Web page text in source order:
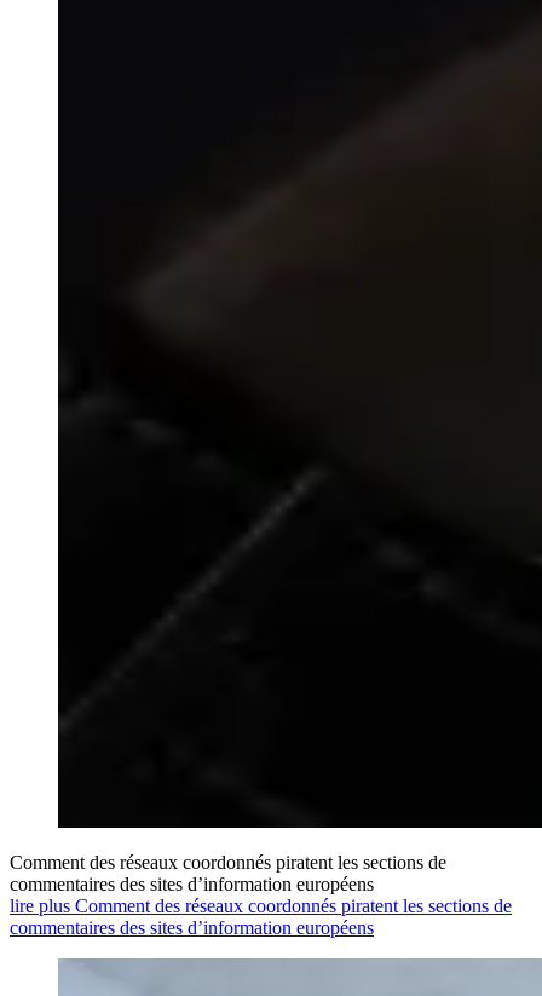
Comment des réseaux coordonnés piratent les sections de
commentaires des sites d’information européens
lire plus Comment des réseaux coordonnés piratent les sections de
commentaires des sites d’information européens